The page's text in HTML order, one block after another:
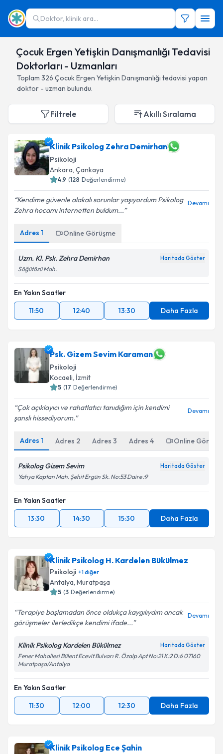
Doktor, klinik ara...
Çocuk Ergen Yetişkin Danışmanlığı Tedavisi
Doktorları - Uzmanları
Toplam 326 Çocuk Ergen Yetişkin Danışmanlığı tedavisi yapan
doktor - uzman bulundu.
Filtrele Akıllı Sıralama
Klinik Psikolog Zehra Demirhan
Psikoloji
Ankara, Çankaya
4.9 (128 Değerlendirme)
Kendime güvenle alakalı sorunlar yaşıyordum Psikolog
Zehra hocamı internetten buldum...
Devamı
Adres 1 Online Görüşme
Uzm. Kl. Psk. Zehra Demirhan Haritada Göster
Söğütözü Mah.
En Yakın Saatler
11:50
12:40 13:30 Daha Fazla
Psk. Gizem Sevim Karaman
Psikoloji
Kocaeli, İzmit
5 (17 Değerlendirme)
Çok açıklayıcı ve rahatlatıcı tanıdığım için kendimi
şanslı hissediyorum.
Devamı
Adres 1 Adres 2 Adres 3 Adres 4 Online
Psikolog Gizem Sevim Haritada Göster
Yahya Kaptan Mah. Şehit Ergün Sk. No:53 Daire :9
En Yakın Saatler
13:30
14:30 15:30 Daha Fazla
Klinik Psikolog H. Kardelen Bükülmez
Psikoloji +1diğer
Antalya, Muratpaşa
5 (3 Değerlendirme)
Terapiye başlamadan önce oldukça kaygılıydım ancak
görüşmeler ilerledikçe kendimi ifade...
Devamı
Klinik Psikolog Kardelen Bükülmez Haritada Göster
Fener Mahallesi Bülent Ecevit Bulvarı R. Özalp Apt No:21 K:2 D:6 07160
Muratpaşa/Antalya
En Yakın Saatler
11:30
12:00 12:30 Daha Fazla
Klinik Psikolog Ece Şahin